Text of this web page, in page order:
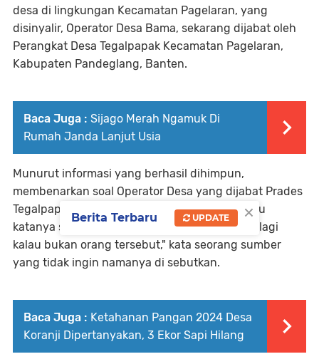
desa di lingkungan Kecamatan Pagelaran, yang
disinyalir, Operator Desa Bama, sekarang dijabat oleh
Perangkat Desa Tegalpapak Kecamatan Pagelaran,
Kabupaten Pandeglang, Banten.
Baca Juga : Sijago Merah Ngamuk Di
Rumah Janda Lanjut Usia
Munurut informasi yang berhasil dihimpun,
membenarkan soal Operator Desa yang dijabat Prades
Tegalpapak. "Iya betul, karena Opdes yang dulu
katanya sudah tidak menjabat lagi. Mau siapa lagi
kalau bukan orang tersebut," kata seorang sumber
yang tidak ingin namanya di sebutkan.
Baca Juga : Ketahanan Pangan 2024 Desa
Koranji Dipertanyakan, 3 Ekor Sapi Hilang
×
Berita Terbaru UPDATE